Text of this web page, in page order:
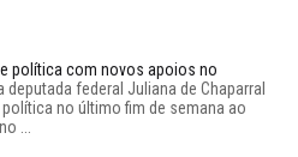
política com novos apoios no
deputada federal Juliana de Chaparral
no último fim de semana ao
...